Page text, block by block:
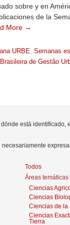
sobre y en
de la
More →
URBE, Semanas
de Gestão
está identificado,
Todos
Áreas temáticas
Ciencias
Ciencias
Ciencias de la
Ciencias
Tierra